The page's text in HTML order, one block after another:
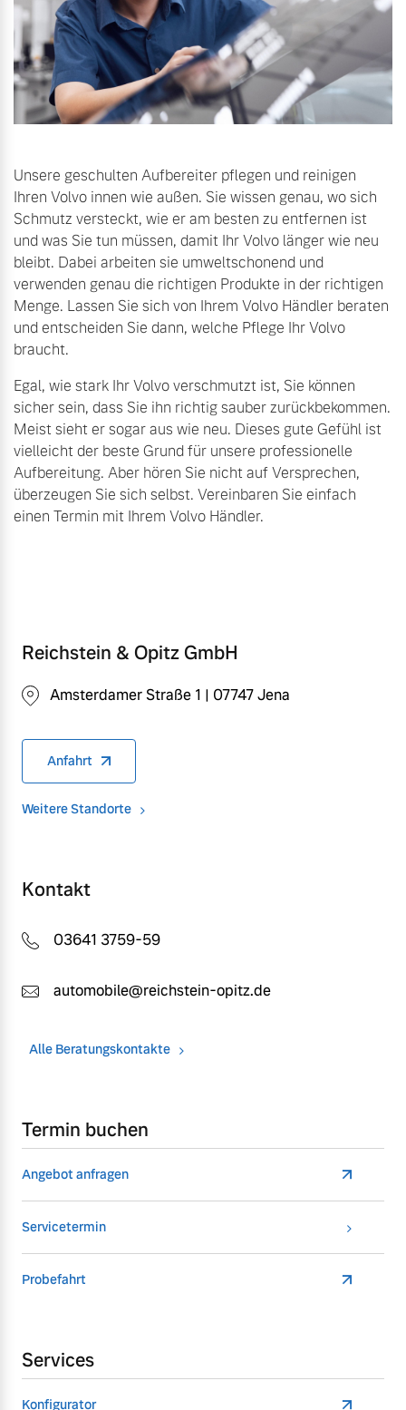
Unsere geschulten Aufbereiter pflegen und reinigen
Ihren Volvo innen wie außen. Sie wissen genau, wo sich
Schmutz versteckt, wie er am besten zu entfernen ist
und was Sie tun müssen, damit Ihr Volvo länger wie neu
bleibt. Dabei arbeiten sie umweltschonend und
verwenden genau die richtigen Produkte in der richtigen
Menge. Lassen Sie sich von Ihrem Volvo Händler beraten
und entscheiden Sie dann, welche Pflege Ihr Volvo
braucht.
Egal, wie stark Ihr Volvo verschmutzt ist, Sie können
sicher sein, dass Sie ihn richtig sauber zurückbekommen.
Meist sieht er sogar aus wie neu. Dieses gute Gefühl ist
vielleicht der beste Grund für unsere professionelle
Aufbereitung. Aber hören Sie nicht auf Versprechen,
überzeugen Sie sich selbst. Vereinbaren Sie einfach
einen Termin mit Ihrem Volvo Händler.
Reichstein & Opitz GmbH
Amsterdamer Straße 1 | 07747 Jena
Anfahrt
Weitere Standorte
Kontakt
03641 3759-59
automobile@reichstein-opitz.de
Alle Beratungskontakte
Termin buchen
Angebot anfragen
Servicetermin
Probefahrt
Services
Konfigurator